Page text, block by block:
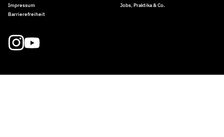
Impressum
Barrierefreiheit
Jobs, Praktika & Co.